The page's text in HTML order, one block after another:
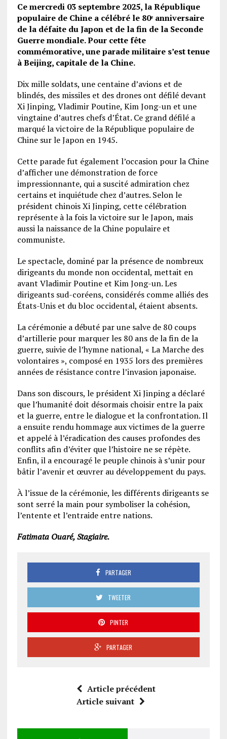
Ce mercredi 03 septembre 2025, la République
populaire de Chine a célébré le 80ᵉ anniversaire
de la défaite du Japon et de la fin de la Seconde
Guerre mondiale. Pour cette fête
commémorative, une parade militaire s’est tenue
à Beijing, capitale de la Chine.
Dix mille soldats, une centaine d’avions et de
blindés, des missiles et des drones ont défilé devant
Xi Jinping, Vladimir Poutine, Kim Jong-un et une
vingtaine d’autres chefs d’État. Ce grand défilé a
marqué la victoire de la République populaire de
Chine sur le Japon en 1945.
Cette parade fut également l’occasion pour la Chine
d’afficher une démonstration de force
impressionnante, qui a suscité admiration chez
certains et inquiétude chez d’autres. Selon le
président chinois Xi Jinping, cette célébration
représente à la fois la victoire sur le Japon, mais
aussi la naissance de la Chine populaire et
communiste.
Le spectacle, dominé par la présence de nombreux
dirigeants du monde non occidental, mettait en
avant Vladimir Poutine et Kim Jong-un. Les
dirigeants sud-coréens, considérés comme alliés des
États-Unis et du bloc occidental, étaient absents.
La cérémonie a débuté par une salve de 80 coups
d’artillerie pour marquer les 80 ans de la fin de la
guerre, suivie de l’hymne national, « La Marche des
volontaires », composé en 1935 lors des premières
années de résistance contre l’invasion japonaise.
Dans son discours, le président Xi Jinping a déclaré
que l’humanité doit désormais choisir entre la paix
et la guerre, entre le dialogue et la confrontation. Il
a ensuite rendu hommage aux victimes de la guerre
et appelé à l’éradication des causes profondes des
conflits afin d’éviter que l’histoire ne se répète.
Enfin, il a encouragé le peuple chinois à s’unir pour
bâtir l’avenir et œuvrer au développement du pays.
À l’issue de la cérémonie, les différents dirigeants se
sont serré la main pour symboliser la cohésion,
l’entente et l’entraide entre nations.
Fatimata Ouaré, Stagiaire.
PARTAGER
TWEETER
PINTER
PARTAGER
Article précédent
Article suivant